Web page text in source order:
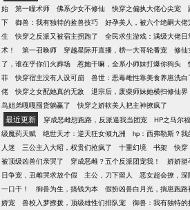
始
第一瞳术师 佛系少女不修仙 快穿之偏执大佬心尖宠
下
御兽：我有独特的捡兽技巧 好孕美人，被六个绝嗣大佬
生
快穿之反派又被宿主拐跑了 全民求生游戏：满级大佬日
术！
第一召唤师 穿越星际开直播，榜一大哥轮番宠 修仙
了，谁在乎你们火葬场
惹她干嘛，全系小师妹打爆你狗头
菲
快穿宿主没有人设可崩 兽世：恶毒雌性靠美食养崽洗白
佬
快穿之女配她真的无敌 退宗后，废柴师妹她横扫修仙界
鸟姐弟嘎嘎囤货躺赢了
快穿之娇软美人把主神撩疯了
最近更新 穿成恶雌想跑路，反派逼我当团宠 HP之马尔
级魔药天赋
绝世天才：逆天狂女倾九洲 hp：西弗勒斯？我
人迷
三公主入大昭，权贵们抢疯了 十重幻境 书架 快穿
被顶级凶兽们亲哭了
穿成恶雌？五个反派团宠我！ 娇娇挺
日争宠，丑雌哭求放个假
主公，刀下留人 恶女超会撩，
一口干！
御兽为生，搞钱为本 假扮凶兽白月光，揣崽跑路
娇宠
兽校入梦撩拨，顶级雄性们排队宠 御兽：我有独特的